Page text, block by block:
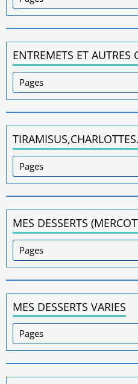
ENTREMETS ET AUTRES
TIRAMISUS,CHARLOTTES.
MES DESSERTS
MES DESSERTS VARIES